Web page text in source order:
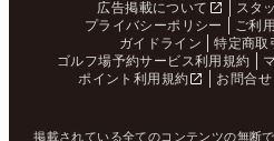
広告掲載について スタ
プライバシーポリシー
ご利
ガイドライン
特定商取
ゴルフ場予約サービス利用規約
ポイント利用規約
お問合せ
掲載されている全てのコンテンツの無断